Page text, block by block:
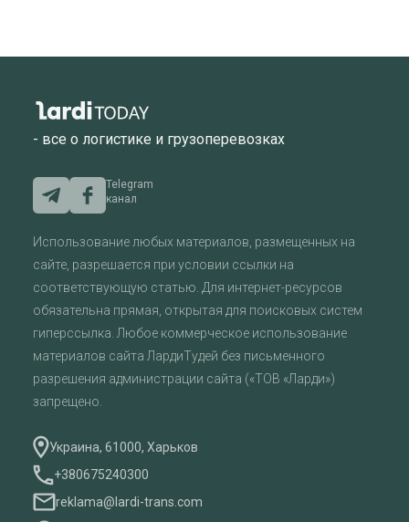
- все о логистике и грузоперевозках
Telegram
канал
Использование любых материалов, размещенных на
сайте, разрешается при условии ссылки на
соответствующую статью. Для интернет-ресурсов
обязательна прямая, открытая для поисковых систем
гиперссылка. Любое коммерческое использование
материалов сайта ЛардиТудей без письменного
разрешения администрации сайта («ТОВ «Ларди»)
запрещено.
Украина, 61000, Харьков
+380675240300
reklama@lardi-trans.com